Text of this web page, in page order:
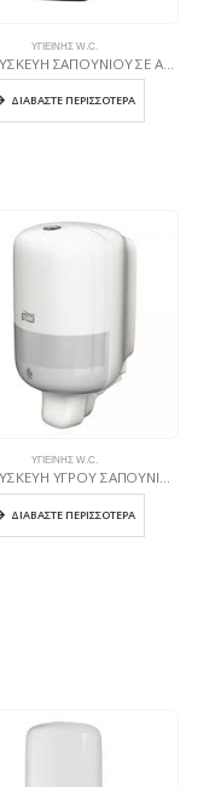
ΥΓΙΕΙΝΉΣ W.C.
TORK ΣΥΣΚΕΥΗ ΣΑΠΟΥΝΙΟΥ ΣΕ ΑΦΡΟ ΜΕ intuilion Sensor inox
ΔΙΑΒΆΣΤΕ ΠΕΡΙΣΣΌΤΕΡΑ
ΥΓΙΕΙΝΉΣ W.C.
TORK ΣΥΣΚΕΥΗ ΥΓΡΟΥ ΣΑΠΟΥΝΙΟΥ Mini ΛΕΥΚΗ
ΔΙΑΒΆΣΤΕ ΠΕΡΙΣΣΌΤΕΡΑ